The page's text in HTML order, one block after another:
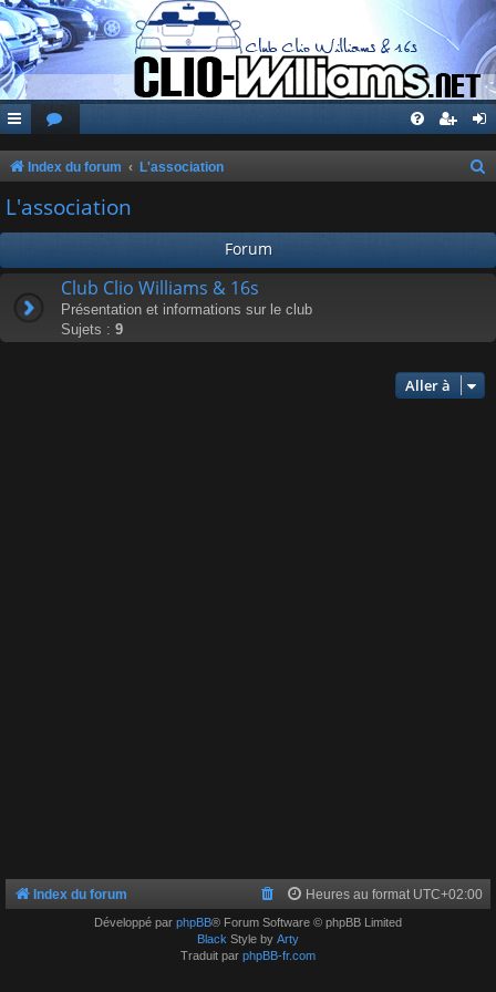
Index du forum L'association
c
L'association
Forum
Club Clio Williams & 16s
Présentation et informations sur le club
Sujets : 9
Aller à
Index du forum Heures au format UTC+02:00
Développé par phpBB® Forum Software © phpBB Limited
Black Style by Arty
Traduit par phpBB-fr.com